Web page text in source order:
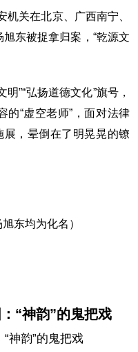
关在北京、广西南宁、
东被捉拿归案，“乾源文
”“弘扬道德文化”旗号，
的“虚空老师”，面对法律
展，晕倒在了明晃晃的镣
东均为化名）
“神韵”的鬼把戏
神韵”的鬼把戏